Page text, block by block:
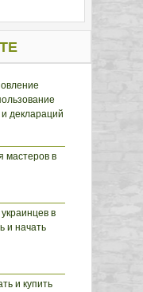
деклараций
мастеров в
в
и начать
и купить